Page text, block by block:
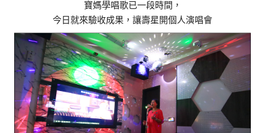
寶媽學唱歌已一段時間，
今日就來驗收成果，讓壽星開個人演唱會